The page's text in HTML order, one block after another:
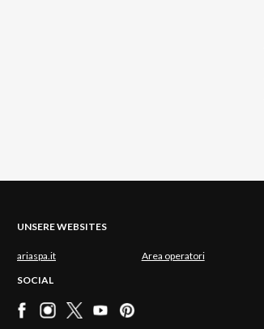
UNSERE WEBSITES
ariaspa.it Area operatori
SOCIAL